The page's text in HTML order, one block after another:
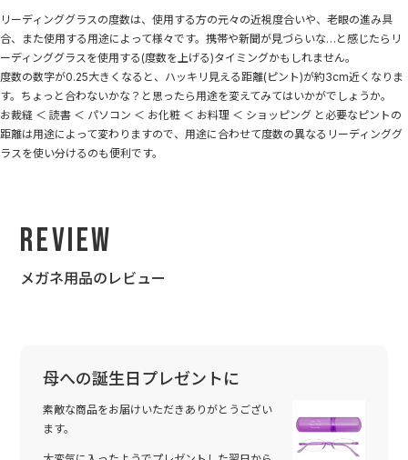
リーディンググラスの度数は、使用する方の元々の近視度合いや、老眼の進み具
合、また使用する用途によって様々です。携帯や新聞が見づらいな…と感じたらリ
ーディンググラスを使用する(度数を上げる)タイミングかもしれません。
度数の数字が0.25大きくなると、ハッキリ見える距離(ピント)が約3cm近くなりま
す。ちょっと合わないかな？と思ったら用途を変えてみてはいかがでしょうか。
お裁縫 ＜ 読書 ＜ パソコン ＜ お化粧 ＜ お料理 ＜ ショッピング と必要なピントの
距離は用途によって変わりますので、用途に合わせて度数の異なるリーディンググ
ラスを使い分けるのも便利です。
Review
メガネ用品のレビュー
母への誕生日プレゼントに
素敵な商品をお届けいただきありがとうござい
ます。